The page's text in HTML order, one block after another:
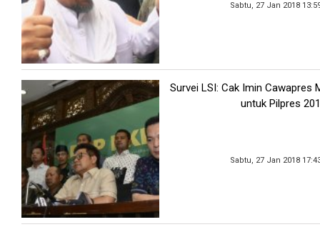
Sabtu, 27 Jan 2018
Survei LSI: Cak Imin Cawapres
untuk Pilpres
Sabtu, 27 Jan 2018